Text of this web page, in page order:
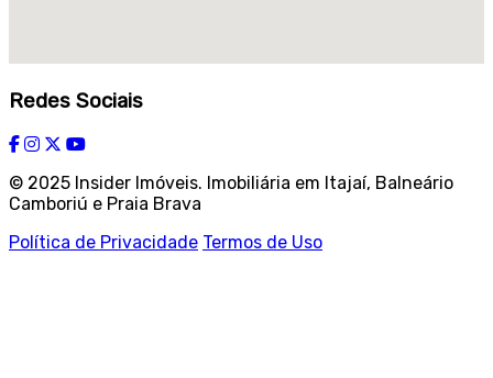
Redes Sociais
© 2025 Insider Imóveis. Imobiliária em Itajaí, Balneário
Camboriú e Praia Brava
Política de Privacidade Termos de Uso